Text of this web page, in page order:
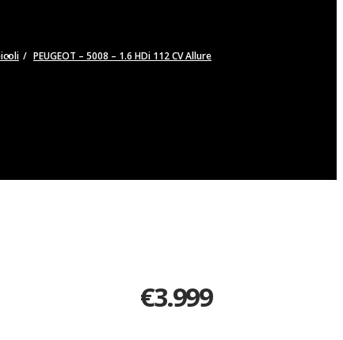
PEUGEOT – 5008 – 1.6 HDi 112 CV Allure
€3.999